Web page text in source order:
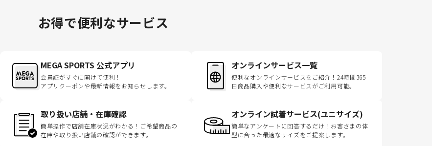
お得で便利なサービス
MEGA SPORTS 公式アプリ
会員証がすぐに開けて便利！
アプリクーポンや最新情報をお知らせします。
オンラインサービス一覧
便利なオンラインサービスをご紹介！24時間365
日商品購入や便利なサービスがご利用可能。
取り扱い店舗・在庫確認
簡単操作で店舗在庫状況がわかる！ご希望商品の
在庫や取り扱い店舗の確認ができます。
オンライン試着サービス(ユニサイズ)
簡単なアンケートに回答するだけ！お客さまの体
型に合った最適なサイズをご提案します。